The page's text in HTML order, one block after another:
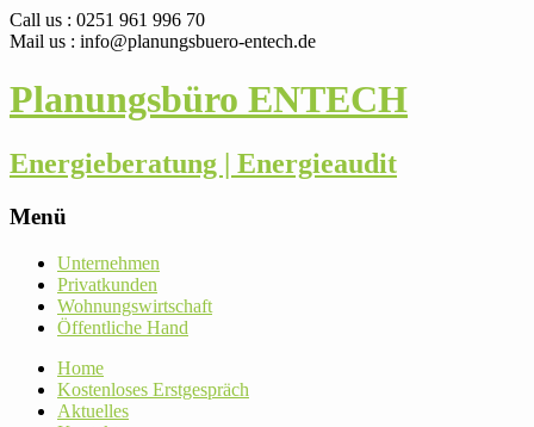
Call us : 0251 961 996 70
Mail us : info@planungsbuero-entech.de
Planungsbüro ENTECH
Energieberatung | Energieaudit
Menü
Skip
content
Unter­nehmen
Pri­vat­kunden
Woh­nungs­wirt­schaft
Öffent­liche Hand
Home
Kos­ten­loses Erstgespräch
Aktu­elles